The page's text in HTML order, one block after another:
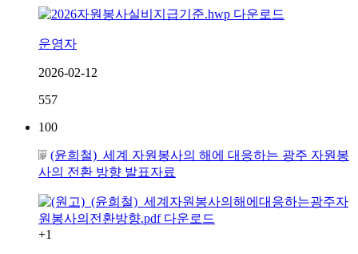
운영자
2026-02-12
557
100
(윤희철)_세계 자원봉사의 해에 대응하는 광주 자원봉
사의 전환 방향 발표자료
+1